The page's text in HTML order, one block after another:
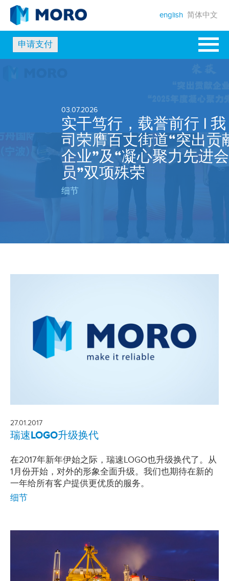
english 简体中文
申请支付
03.07.2026
实干笃行，载誉前行 | 我
司荣膺百丈街道“突出贡
企业”及“凝心聚力先进会
员”双项殊荣
细节
27.01.2017
瑞速LOGO升级换代
在2017年新年伊始之际，瑞速LOGO也升级换代了。从
1月份开始，对外的形象全面升级。我们也期待在新的
一年给所有客户提供更优质的服务。
细节